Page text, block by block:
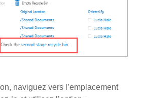
naviguez vers l’emplacement